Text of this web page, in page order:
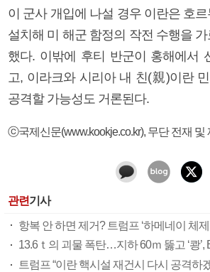
이 군사 개입에 나설 경우 이란은 호
설치해 미 해군 함정의 작전 수행을
했다. 이밖에 후티 반군이 홍해에서
고, 이라크와 시리아 내 친(親)이란
공격할 가능성도 거론된다.
ⓒ국제신문(www.kookje.co.kr), 무단 전재 및
관련기사
항복 안 하면 제거? 트럼프 ‘하메네이 체
13.6ｔ의 괴물 폭탄…지하 60ｍ 뚫고 ‘쾅’,
트럼프 “이란 핵시설 재건시 다시 공격하